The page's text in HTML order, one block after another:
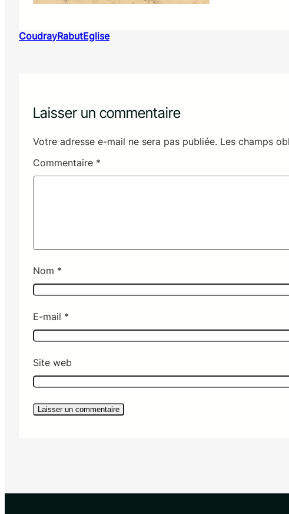
CoudrayRabutEglise
Laisser un commentaire
Votre adresse e-mail ne sera pas publiée. Les champs
Commentaire *
Nom *
E-mail *
Site web